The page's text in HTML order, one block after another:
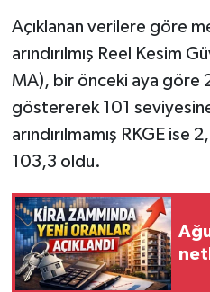
Açıklanan verilere göre
arındırılmış Reel Kesim
MA), bir önceki aya göre
göstererek 101
arındırılmamış RKGE ise
103,3 oldu.